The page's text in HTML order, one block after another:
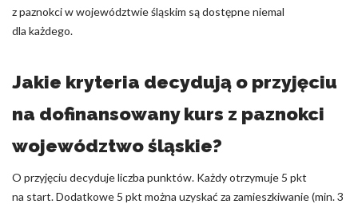
z paznokci w województwie śląskim są dostępne niemal
dla każdego.
Jakie kryteria decydują o przyjęciu
na dofinansowany kurs z paznokci
województwo śląskie?
O przyjęciu decyduje liczba punktów. Każdy otrzymuje 5 pkt
na start. Dodatkowe 5 pkt można uzyskać za zamieszkiwanie (min. 3